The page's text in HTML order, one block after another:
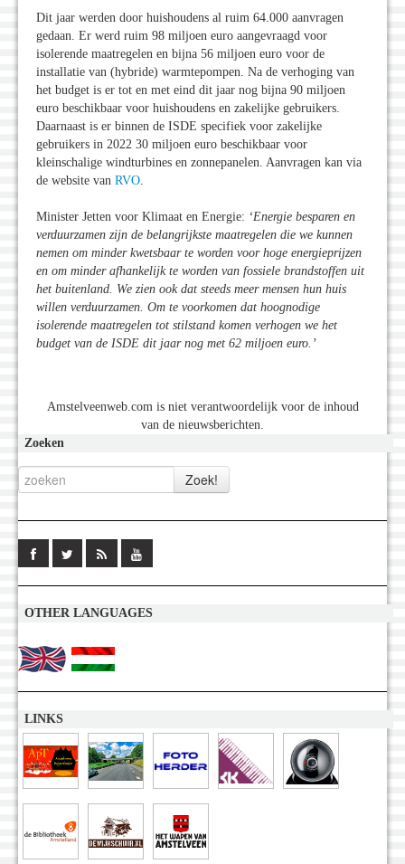
Dit jaar werden door huishoudens al ruim 64.000 aanvragen
gedaan. Er werd ruim 98 miljoen euro aangevraagd voor
isolerende maatregelen en bijna 56 miljoen euro voor de
installatie van (hybride) warmtepompen. Na de verhoging van
het budget is er tot en met eind dit jaar nog bijna 90 miljoen
euro beschikbaar voor huishoudens en zakelijke gebruikers.
Daarnaast is er binnen de ISDE specifiek voor zakelijke
gebruikers in 2022 30 miljoen euro beschikbaar voor
kleinschalige windturbines en zonnepanelen. Aanvragen kan via
de website van RVO.
Minister Jetten voor Klimaat en Energie: ‘Energie besparen en
verduurzamen zijn de belangrijkste maatregelen die we kunnen
nemen om minder kwetsbaar te worden voor hoge energieprijzen
en om minder afhankelijk te worden van fossiele brandstoffen uit
het buitenland. We zien ook dat steeds meer mensen hun huis
willen verduurzamen. Om te voorkomen dat hoognodige
isolerende maatregelen tot stilstand komen verhogen we het
budget van de ISDE dit jaar nog met 62 miljoen euro.’
Amstelveenweb.com is niet verantwoordelijk voor de inhoud
van de nieuwsberichten.
Zoeken
OTHER LANGUAGES
LINKS